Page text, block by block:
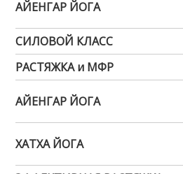
АЙЕНГАР ЙОГА
СИЛОВОЙ КЛАСС
РАСТЯЖКА и МФР
АЙЕНГАР ЙОГА
ХАТХА ЙОГА